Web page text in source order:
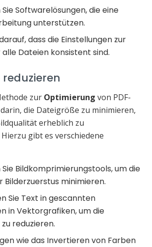
Softwarelösungen, die eine
unterstützen.
dass die Einstellungen zur
Dateien konsistent sind.
zur Optimierung von PDF-
die Dateigröße zu minimieren,
erheblich zu
gibt es verschiedene
Bildkomprimierungstools, um die
Bilderzuerstus minimieren.
Sie Text in gescannten
in Vektorgrafiken, um die
reduzieren.
wie das Invertieren von Farben